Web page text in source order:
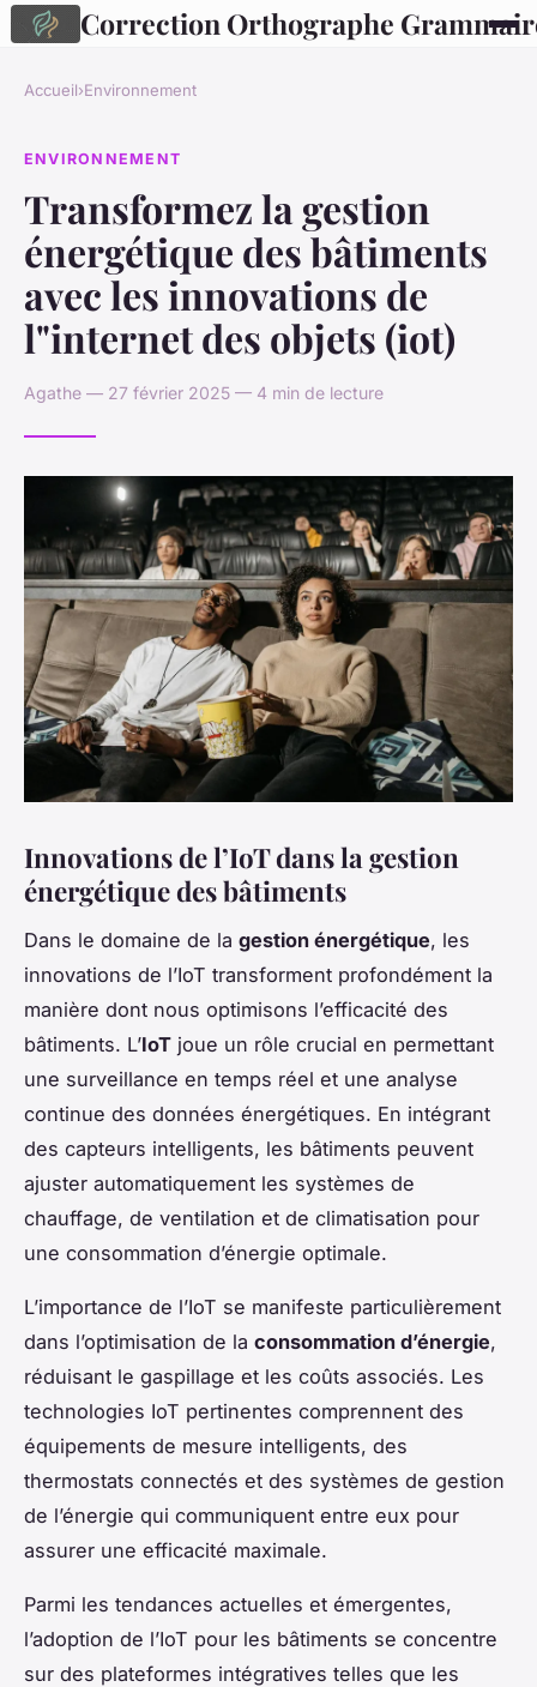
Correction Orthographe
Accueil›Environnement
ENVIRONNEMENT
Transformez la gestion
énergétique des bâtiments
avec les innovations de
l"internet des objets (iot)
Agathe — 27 février 2025 — 4 min de lecture
Innovations de l’IoT dans la gestion
énergétique des bâtiments
Dans le domaine de la gestion énergétique, les
innovations de l’IoT transforment profondément la
manière dont nous optimisons l’efficacité des
bâtiments. L’IoT joue un rôle crucial en permettant
une surveillance en temps réel et une analyse
continue des données énergétiques. En intégrant
des capteurs intelligents, les bâtiments peuvent
ajuster automatiquement les systèmes de
chauffage, de ventilation et de climatisation pour
une consommation d’énergie optimale.
L’importance de l’IoT se manifeste particulièrement
dans l’optimisation de la consommation d’énergie,
réduisant le gaspillage et les coûts associés. Les
technologies IoT pertinentes comprennent des
équipements de mesure intelligents, des
thermostats connectés et des systèmes de gestion
de l’énergie qui communiquent entre eux pour
assurer une efficacité maximale.
Parmi les tendances actuelles et émergentes,
l’adoption de l’IoT pour les bâtiments se concentre
sur des plateformes intégratives telles que les